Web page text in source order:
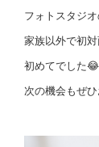
フォトスタジ
家族以外で初
初めてでした
次の機会もぜ